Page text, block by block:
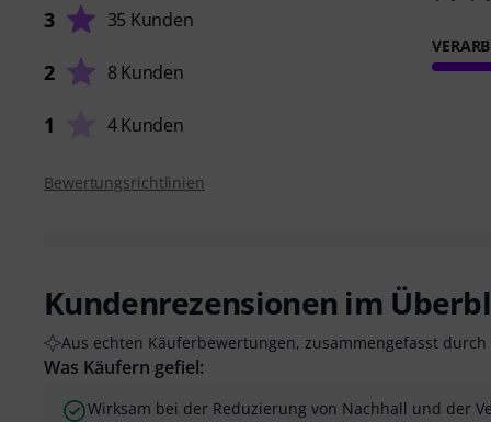
3 35 Kunden
2 8 Kunden
1 4 Kunden
Bewertungsrichtlinien
Kundenrezensionen im
Aus echten Käuferbewertungen, zusammengefasst durch
Was Käufern gefiel:
Wirksam bei der Reduzierung von Nachhall und der